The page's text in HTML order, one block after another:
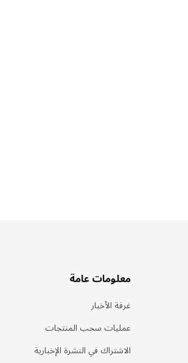
معلومات عامة
غرفة الأخبار
عمليات سحب المنتجات
الاشتراك في النشرة الإخبارية